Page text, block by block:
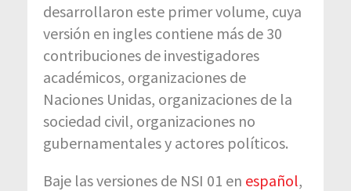
desarrollaron este primer volume, cuya
versión en ingles contiene más de 30
contribuciones de investigadores
académicos, organizaciones de
Naciones Unidas, organizaciones de la
sociedad civil, organizaciones no
gubernamentales y actores políticos.
Baje las versiones de NSI 01 en español,